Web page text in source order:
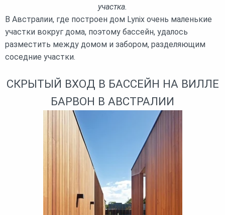
участка.
В Австралии, где построен дом Lynix очень маленькие
участки вокруг дома, поэтому бассейн, удалось
разместить между домом и забором, разделяющим
соседние участки.
СКРЫТЫЙ ВХОД В БАССЕЙН НА ВИЛЛЕ
БАРВОН В АВСТРАЛИИ